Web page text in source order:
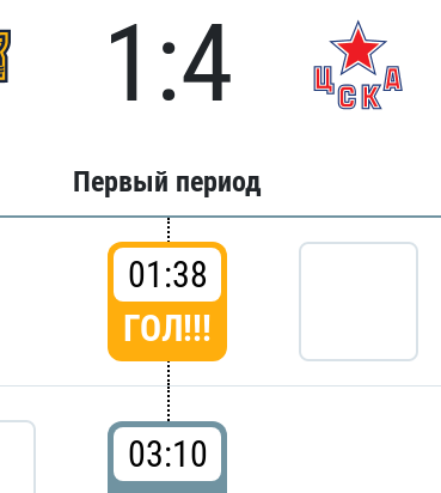
1:4
Первый период
01:38
ГОЛ!!!
03:10